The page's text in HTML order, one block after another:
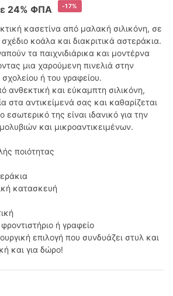
24% ΦΠΑ -17%
κασετίνα από μαλακή σιλικόνη, σε
κοάλα και διακριτικά αστεράκια.
τα παιχνιδιάρικα και μοντέρνα
μια χαρούμενη πινελιά στην
ή του γραφείου.
ανθεκτική και εύκαμπτη σιλικόνη,
στα αντικείμενά σας και καθαρίζεται
της είναι ιδανικό για την
και μικροαντικειμένων.
ποιότητας
κατασκευή
ή γραφείο
επιλογή που συνδυάζει στυλ και
και για δώρο!